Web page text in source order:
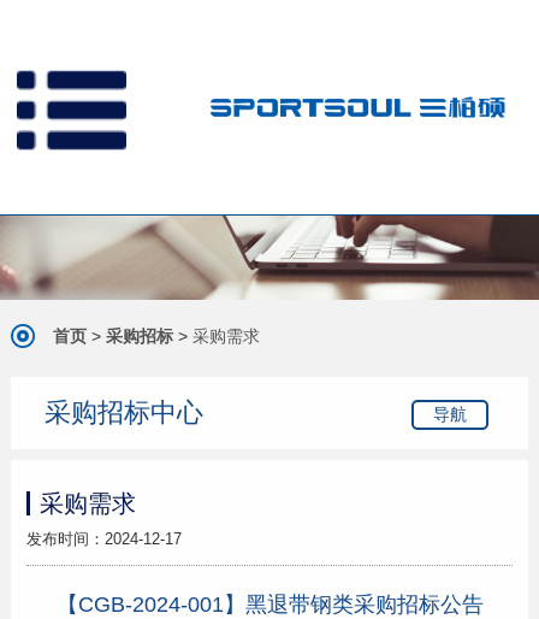
首页> 采购招标> 采购需求
采购招标中心 导航
采购需求
发布时间：2024-12-17
【CGB-2024-001】黑退带钢类采购招标公告